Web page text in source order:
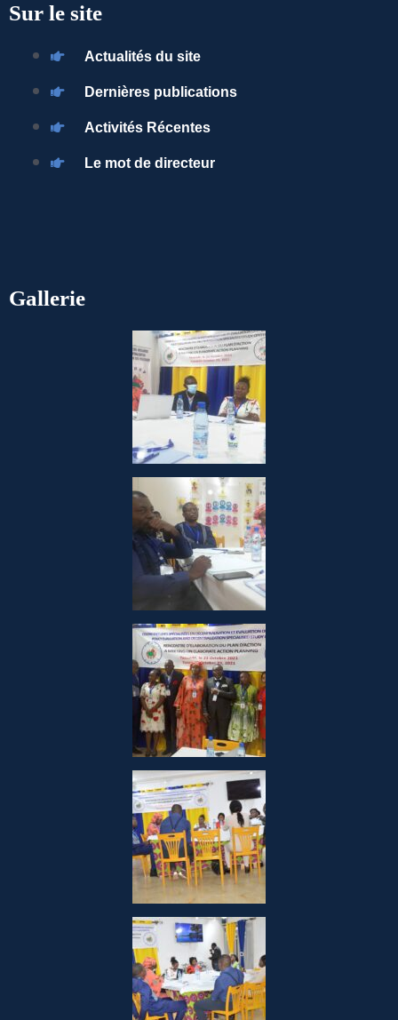
Sur le site
Actualités du site
Dernières publications
Activités Récentes
Le mot de directeur
Gallerie